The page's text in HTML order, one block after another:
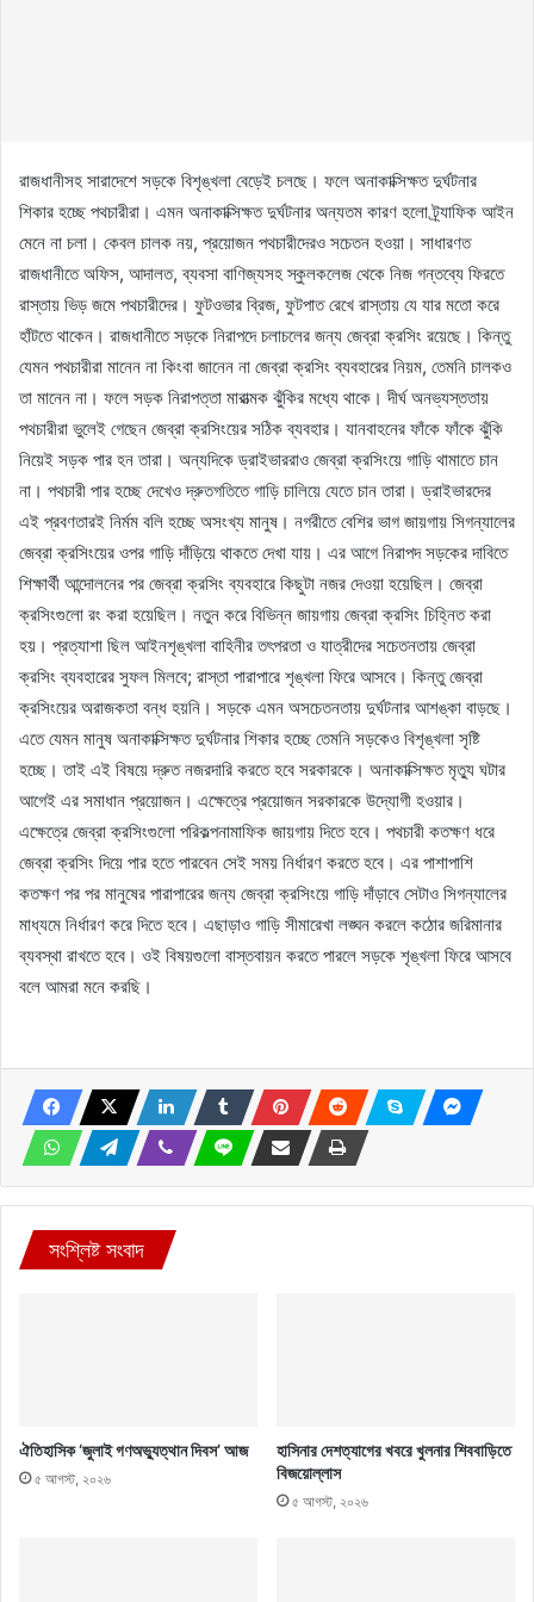
রাজধানীসহ সারাদেশে সড়কে বিশৃঙ্খলা বেড়েই চলছে। ফলে অনাকাক্সিক্ষত দুর্ঘটনার
শিকার হচ্ছে পথচারীরা। এমন অনাকাক্সিক্ষত দুর্ঘটনার অন্যতম কারণ হলো ট্র্যাফিক আইন
মেনে না চলা। কেবল চালক নয়, প্রয়োজন পথচারীদেরও সচেতন হওয়া। সাধারণত
রাজধানীতে অফিস, আদালত, ব্যবসা বাণিজ্যসহ স্কুলকলেজ থেকে নিজ গন্তব্যে ফিরতে
রাস্তায় ভিড় জমে পথচারীদের। ফুটওভার ব্রিজ, ফুটপাত রেখে রাস্তায় যে যার মতো করে
হাঁটতে থাকেন। রাজধানীতে সড়কে নিরাপদে চলাচলের জন্য জেব্রা ক্রসিং রয়েছে। কিন্তু
যেমন পথচারীরা মানেন না কিংবা জানেন না জেব্রা ক্রসিং ব্যবহারের নিয়ম, তেমনি চালকও
তা মানেন না। ফলে সড়ক নিরাপত্তা মারাত্মক ঝুঁকির মধ্যে থাকে। দীর্ঘ অনভ্যস্ততায়
পথচারীরা ভুলেই গেছেন জেব্রা ক্রসিংয়ের সঠিক ব্যবহার। যানবাহনের ফাঁকে ফাঁকে ঝুঁকি
নিয়েই সড়ক পার হন তারা। অন্যদিকে ড্রাইভাররাও জেব্রা ক্রসিংয়ে গাড়ি থামাতে চান
না। পথচারী পার হচ্ছে দেখেও দ্রুতগতিতে গাড়ি চালিয়ে যেতে চান তারা। ড্রাইভারদের
এই প্রবণতারই নির্মম বলি হচ্ছে অসংখ্য মানুষ। নগরীতে বেশির ভাগ জায়গায় সিগন্যালের
জেব্রা ক্রসিংয়ের ওপর গাড়ি দাঁড়িয়ে থাকতে দেখা যায়। এর আগে নিরাপদ সড়কের দাবিতে
শিক্ষার্থী আন্দোলনের পর জেব্রা ক্রসিং ব্যবহারে কিছুটা নজর দেওয়া হয়েছিল। জেব্রা
ক্রসিংগুলো রং করা হয়েছিল। নতুন করে বিভিন্ন জায়গায় জেব্রা ক্রসিং চিহ্নিত করা
হয়। প্রত্যাশা ছিল আইনশৃঙ্খলা বাহিনীর তৎপরতা ও যাত্রীদের সচেতনতায় জেব্রা
ক্রসিং ব্যবহারের সুফল মিলবে; রাস্তা পারাপারে শৃঙ্খলা ফিরে আসবে। কিন্তু জেব্রা
ক্রসিংয়ের অরাজকতা বন্ধ হয়নি। সড়কে এমন অসচেতনতায় দুর্ঘটনার আশঙ্কা বাড়ছে।
এতে যেমন মানুষ অনাকাক্সিক্ষত দুর্ঘটনার শিকার হচ্ছে তেমনি সড়কেও বিশৃঙ্খলা সৃষ্টি
হচ্ছে। তাই এই বিষয়ে দ্রুত নজরদারি করতে হবে সরকারকে। অনাকাক্সিক্ষত মৃত্যু ঘটার
আগেই এর সমাধান প্রয়োজন। এক্ষেত্রে প্রয়োজন সরকারকে উদ্যোগী হওয়ার।
এক্ষেত্রে জেব্রা ক্রসিংগুলো পরিকল্পনামাফিক জায়গায় দিতে হবে। পথচারী কতক্ষণ ধরে
জেব্রা ক্রসিং দিয়ে পার হতে পারবেন সেই সময় নির্ধারণ করতে হবে। এর পাশাপাশি
কতক্ষণ পর পর মানুষের পারাপারের জন্য জেব্রা ক্রসিংয়ে গাড়ি দাঁড়াবে সেটাও সিগন্যালের
মাধ্যমে নির্ধারণ করে দিতে হবে। এছাড়াও গাড়ি সীমারেখা লঙ্ঘন করলে কঠোর জরিমানার
ব্যবস্থা রাখতে হবে। ওই বিষয়গুলো বাস্তবায়ন করতে পারলে সড়কে শৃঙ্খলা ফিরে আসবে
বলে আমরা মনে করছি।
সংশ্লিষ্ট সংবাদ
ঐতিহাসিক ‘জুলাই গণঅভ্যুত্থান দিবস’ আজ
৫ আগস্ট, ২০২৬
হাসিনার দেশত্যাগের খবরে খুলনার শিববাড়িতে
বিজয়োল্লাস
৫ আগস্ট, ২০২৬